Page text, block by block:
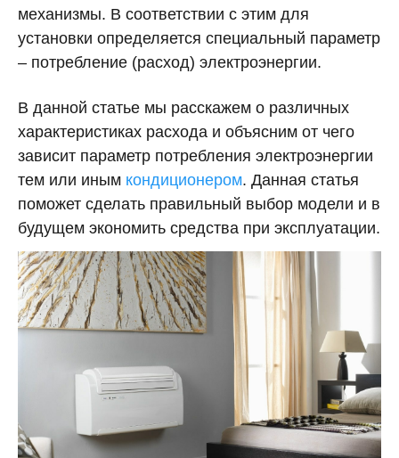
механизмы. В соответствии с этим для
установки определяется специальный параметр
– потребление (расход) электроэнергии.
В данной статье мы расскажем о различных
характеристиках расхода и объясним от чего
зависит параметр потребления электроэнергии
тем или иным кондиционером. Данная статья
поможет сделать правильный выбор модели и в
будущем экономить средства при эксплуатации.